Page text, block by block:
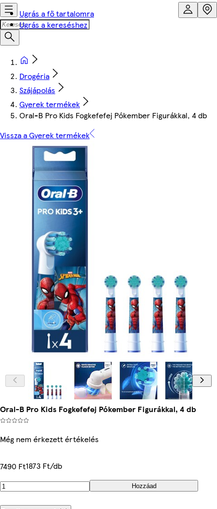
Ugrás a fő tartalomra
Ugrás a kereséshez
Drogéria
Szájápolás
Gyerek termékek
Oral-B Pro Kids Fogkefefej Pókember Figurákkal, 4 db
Vissza a Gyerek termékek
Oral-B Pro Kids Fogkefefej Pókember Figurákkal, 4 db
Még nem érkezett értékelés
7490 Ft1873 Ft/db
Hozzáad